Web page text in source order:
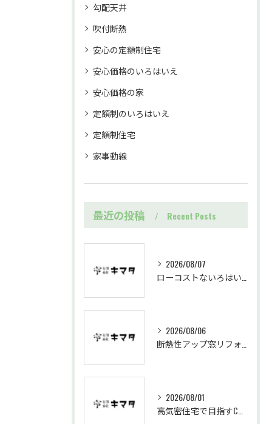
勾配天井
吹付断熱
安心の定額制住宅
安心価格のいろはいえ
安心価格の家
定額制のいろはいえ
定額制住宅
家事動線
最近の投稿 Recent Posts
2026/08/07
2026/08/06
2026/08/01